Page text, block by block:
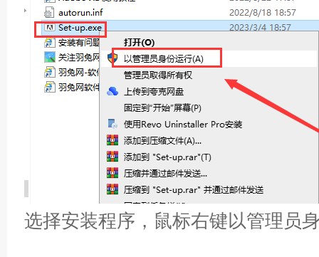
选择安装程序，鼠标右键以管理员